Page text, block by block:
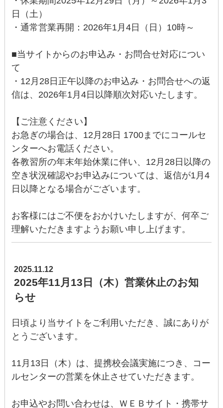
日（土）
・通常営業再開：2026年1月4日（日）10時～
■当サイトからのお申込み・お問合せ対応につい
て
・12月28日正午以降のお申込み・お問合せへの返
信は、2026年1月4日以降順次対応いたします。
【ご注意ください】
お急ぎの場合は、12月28日 1700までにコールセ
ンターへお電話ください。
各教習所の年末年始休業に伴い、12月28日以降の
空き状況確認やお申込みについては、返信が1月4
日以降となる場合がございます。
お客様にはご不便をおかけいたしますが、何卒ご
理解いただきますようお願い申し上げます。
2025.11.12
2025年11月13日（木）営業休止のお知
らせ
日頃より当サイトをご利用いただき、誠にありが
とうございます。
11月13日（木）は、提携校会議実施につき、コー
ルセンターの営業を休止させていただきます。
お申込やお問い合わせは、ＷＥＢサイト・携帯サ